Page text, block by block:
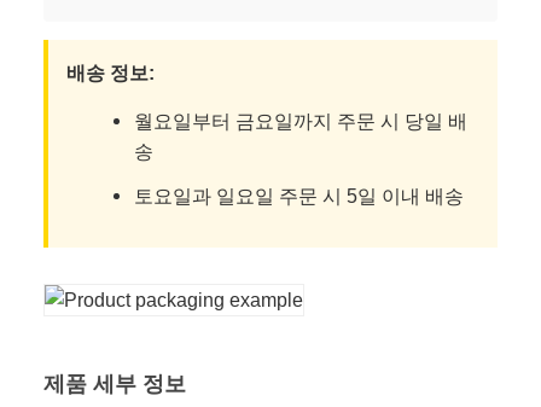
배송 정보:
월요일부터 금요일까지 주문 시 당일 배
송
토요일과 일요일 주문 시 5일 이내 배송
제품 세부 정보